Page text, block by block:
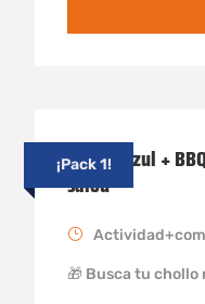
¡Pack 1!
Humor azul +
salou
🎁 Busca tu chollo